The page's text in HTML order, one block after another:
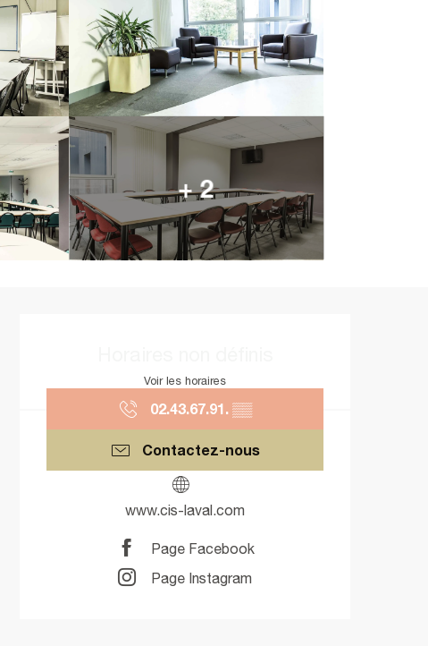
+ 2
Voir les horaires
02.43.67.91. ▒▒
Contactez-nous
www.cis-laval.com
Page Facebook
Page Instagram